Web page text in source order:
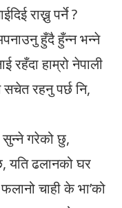
राख्नु पर्ने ?
हुँदै हुँन्न भन्ने
हाम्रो नेपाली
रहनु पर्छ नि,
सुन्ने गरेको छु,
यति ढलानको घर
चाही के भा’को